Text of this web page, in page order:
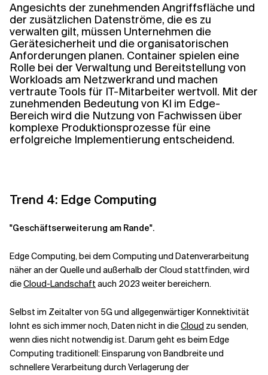
Angesichts der zunehmenden Angriffsfläche und
der zusätzlichen Datenströme, die es zu
verwalten gilt, müssen Unternehmen die
Gerätesicherheit und die organisatorischen
Anforderungen planen. Container spielen eine
Rolle bei der Verwaltung und Bereitstellung von
Workloads am Netzwerkrand und machen
vertraute Tools für IT-Mitarbeiter wertvoll. Mit der
zunehmenden Bedeutung von KI im Edge-
Bereich wird die Nutzung von Fachwissen über
komplexe Produktionsprozesse für eine
erfolgreiche Implementierung entscheidend.
Trend 4: Edge Computing
"Geschäftserweiterung am Rande".
Edge Computing, bei dem Computing und Datenverarbeitung
näher an der Quelle und außerhalb der Cloud stattfinden, wird
dieCloud-Landschaft auch 2023 weiter bereichern.
Selbst im Zeitalter von 5G und allgegenwärtiger Konnektivität
lohnt es sich immer noch, Daten nicht in dieCloud zu senden,
wenn dies nicht notwendig ist. Darum geht es beim Edge
Computing traditionell: Einsparung von Bandbreite und
schnellere Verarbeitung durch Verlagerung der